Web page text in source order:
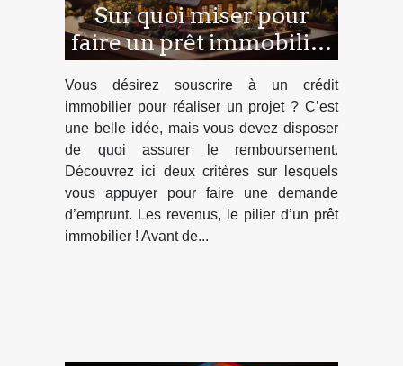
Sur quoi miser pour
faire un prêt immobilier
?
Vous désirez souscrire à un crédit
immobilier pour réaliser un projet ? C’est
une belle idée, mais vous devez disposer
de quoi assurer le remboursement.
Découvrez ici deux critères sur lesquels
vous appuyer pour faire une demande
d’emprunt. Les revenus, le pilier d’un prêt
immobilier ! Avant de...